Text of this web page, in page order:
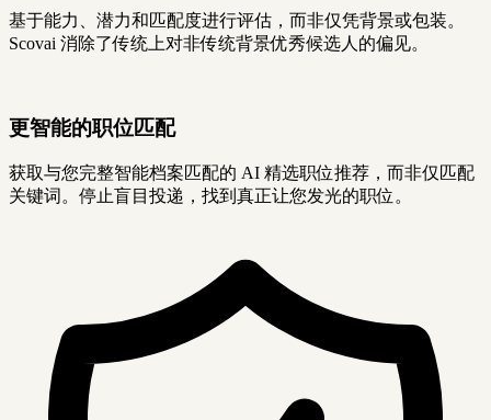
基于能力、潜力和匹配度进行评估，而非仅凭背景或包装。
Scovai 消除了传统上对非传统背景优秀候选人的偏见。
更智能的职位匹配
获取与您完整智能档案匹配的 AI 精选职位推荐，而非仅匹配
关键词。停止盲目投递，找到真正让您发光的职位。